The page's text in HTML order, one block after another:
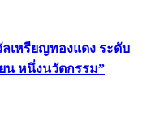
ลเหรียญทองแดง ระดับ
น หนึ่งนวัตกรรม”